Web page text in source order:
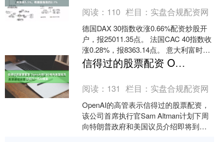
阅读： 110 栏目： 实盘合规配资网
德国DAX 30指数收涨0.66%配资炒股开
户，报25011.35点。 法国CAC 40指数收
涨0.28%，报8363.14点。 意大利富时
MIB指数收涨0.8....
信得过的股票配资 OpenAI的CEO将向美国官员介绍下一代AI模型
阅读： 131 栏目： 实盘合规配资网
OpenAI的高管表示信得过的股票配资，
该公司首席执行官Sam Altman计划下周
向特朗普政府和美国议员介绍即将到来